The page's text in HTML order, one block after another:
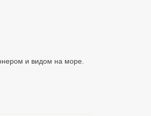
и видом на море.